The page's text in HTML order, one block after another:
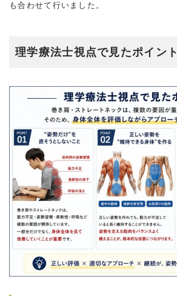
も合わせて行いました。
理学療法士視点で見たポイント